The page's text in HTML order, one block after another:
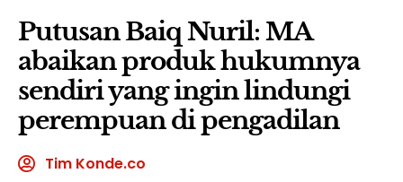
Putusan Baiq Nuril: MA
abaikan produk hukumnya
sendiri yang ingin lindungi
perempuan di pengadilan
Tim Konde.co